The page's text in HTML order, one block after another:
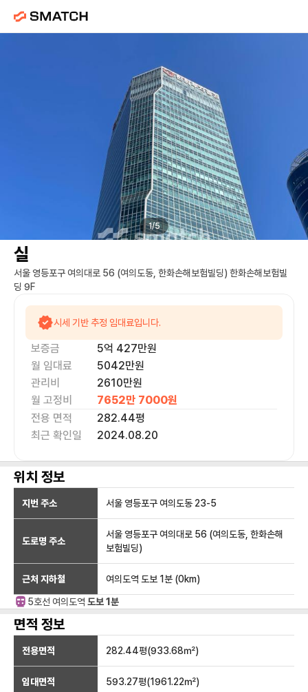
1/5
한화손해보험빌딩임대 | 여의도역사무
실
서울 영등포구 여의대로 56 (여의도동, 한화손해보험빌딩) 한화손해보험빌
딩 9F
시세 기반 추정 임대료입니다.
보증금 5억 427만원
월 임대료
5042만원
관리비
2610만원
월 고정비
7652만 7000원
전용 면적
282.44평
최근 확인일
2024.08.20
위치 정보
지번 주소 서울 영등포구 여의도동 23-5
도로명 주소
서울 영등포구 여의대로 56 (여의도동, 한화손해
보험빌딩)
근처 지하철 여의도역 도보 1분 (0km)
5호선 여의도역 도보 1분
면적 정보
전용면적 282.44평(933.68㎡)
임대면적 593.27평(1961.22㎡)